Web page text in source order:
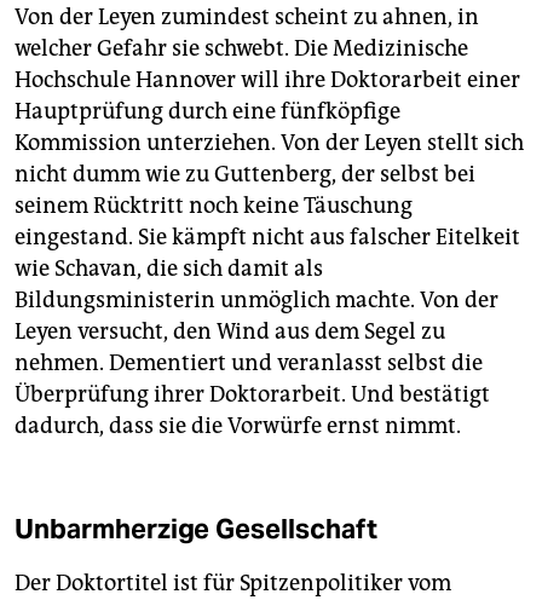
Von der Leyen zumindest scheint zu ahnen, in
welcher Gefahr sie schwebt. Die Medizinische
Hochschule Hannover will ihre Doktorarbeit einer
Hauptprüfung durch eine fünfköpfige
Kommission unterziehen. Von der Leyen stellt sich
nicht dumm wie zu Guttenberg, der selbst bei
seinem Rücktritt noch keine Täuschung
eingestand. Sie kämpft nicht aus falscher Eitelkeit
wie Schavan, die sich damit als
Bildungsministerin unmöglich machte. Von der
Leyen versucht, den Wind aus dem Segel zu
nehmen. Dementiert und veranlasst selbst die
Überprüfung ihrer Doktorarbeit. Und bestätigt
dadurch, dass sie die Vorwürfe ernst nimmt.
Unbarmherzige Gesellschaft
Der Doktortitel ist für Spitzenpolitiker vom